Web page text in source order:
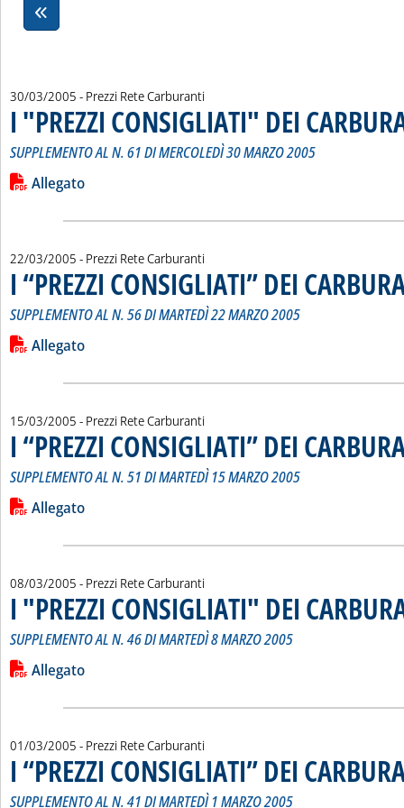
30/03/2005 - Prezzi Rete Carburanti
I "PREZZI CONSIGLIATI" DEI
SUPPLEMENTO AL N. 61 DI MERCOLEDÌ 30 MARZO 2005
Leggi tutta la notizia: 'I "PREZZI CONSIGLIATI" DEI
Lista allegati PDF alla notizia
Allegato
22/03/2005 - Prezzi Rete Carburanti
I “PREZZI CONSIGLIATI” DEI
SUPPLEMENTO AL N. 56 DI MARTEDÌ 22 MARZO 2005
Leggi tutta la notizia: 'I “PREZZI CONSIGLIATI” DEI
Lista allegati PDF alla notizia
Allegato
15/03/2005 - Prezzi Rete Carburanti
I “PREZZI CONSIGLIATI” DEI
SUPPLEMENTO AL N. 51 DI MARTEDÌ 15 MARZO 2005
Leggi tutta la notizia: 'I “PREZZI CONSIGLIATI” DEI
Lista allegati PDF alla notizia
Allegato
08/03/2005 - Prezzi Rete Carburanti
I "PREZZI CONSIGLIATI" DEI
SUPPLEMENTO AL N. 46 DI MARTEDÌ 8 MARZO 2005
Leggi tutta la notizia: 'I "PREZZI CONSIGLIATI" DEI
Lista allegati PDF alla notizia
Allegato
01/03/2005 - Prezzi Rete Carburanti
I “PREZZI CONSIGLIATI” DEI
SUPPLEMENTO AL N. 41 DI MARTEDÌ 1 MARZO 2005